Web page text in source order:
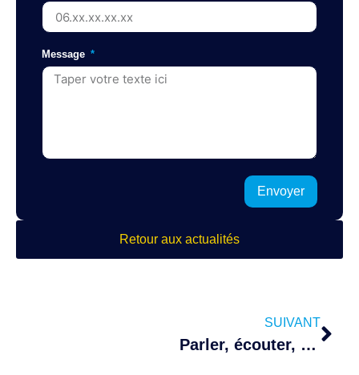
Message
Envoyer
Retour aux actualités
SUIVANT
Parler, écouter, protéger : l’engagement du HBCB